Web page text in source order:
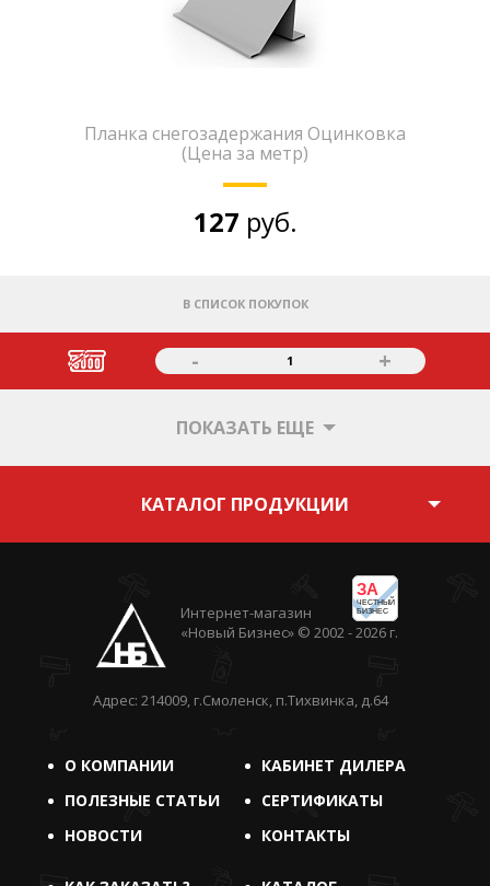
Планка снегозадержания Оцинковка
(Цена за метр)
127 руб.
В СПИСОК ПОКУПОК
- 1 +
ПОКАЗАТЬ ЕЩЕ
КАТАЛОГ ПРОДУКЦИИ
ЗА
ЧЕСТНЫЙ
БИЗНЕС
Интернет-магазин
«Новый Бизнес» © 2002 - 2026 г.
Адрес: 214009, г.Смоленск, п.Тихвинка, д.64
О КОМПАНИИ
КАБИНЕТ ДИЛЕРА
ПОЛЕЗНЫЕ СТАТЬИ
СЕРТИФИКАТЫ
НОВОСТИ
КОНТАКТЫ